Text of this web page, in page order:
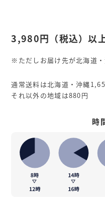
3,980円 （税込）以
※ただしお届け先が北海道
通常送料は北海道・沖縄
それ以外の地域は880円
時